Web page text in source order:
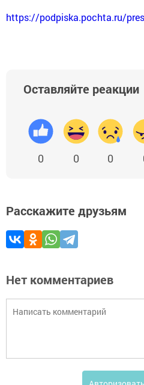
https://podpiska.pochta.ru/
Оставляйте реакции
0 0 0
Расскажите друзьям
Нет комментариев